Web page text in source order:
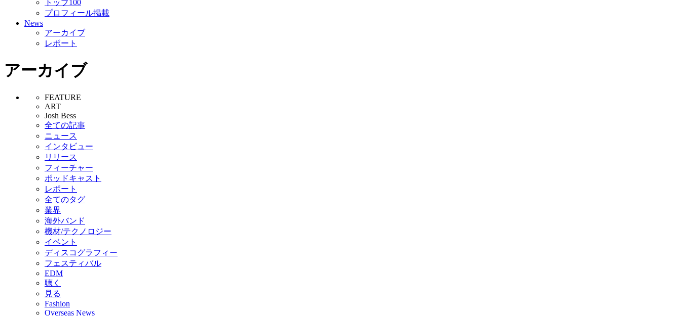
トップ100
プロフィール掲載
News
アーカイブ
レポート
アーカイブ
FEATURE
ART
Josh Bess
全ての記事
ニュース
インタビュー
リリース
フィーチャー
ポッドキャスト
レポート
全てのタグ
業界
海外バンド
機材/テクノロジー
イベント
ディスコグラフィー
フェスティバル
EDM
聴く
見る
Fashion
Overseas News